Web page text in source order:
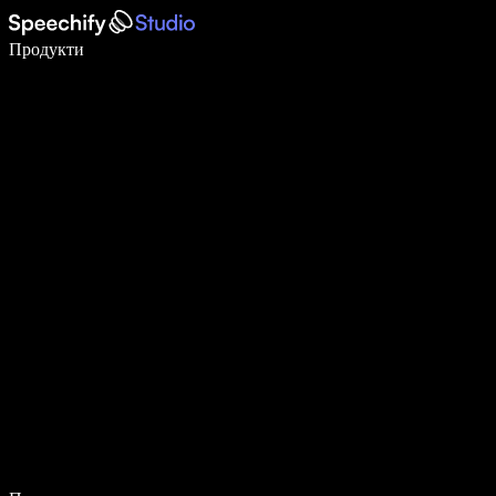
Продукти
Пишете 5× по-бързо с гласово въвеждане